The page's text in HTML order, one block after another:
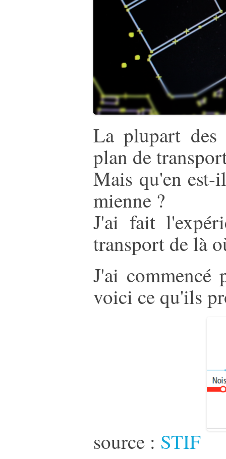
La plupart
plan de
Mais qu'en
mienne ?
J'ai fait
transport de là
J'ai
voici ce qu'ils
source : STIF